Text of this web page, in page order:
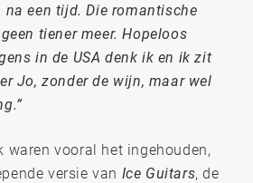
een tijd. Die romantische
tiener meer. Hopeloos
in de USA denk ik en ik zit
Jo, zonder de wijn, maar wel
waren vooral het ingehouden,
versie van Ice Guitars, de